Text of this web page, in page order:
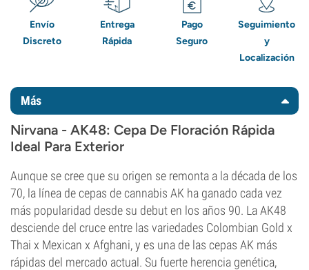
Envío
Discreto
Entrega
Rápida
Pago
Seguro
Seguimiento
y
Localización
Más
Nirvana - AK48: Cepa De Floración Rápida
Ideal Para Exterior
Aunque se cree que su origen se remonta a la década de los
70, la línea de cepas de cannabis AK ha ganado cada vez
más popularidad desde su debut en los años 90. La AK48
desciende del cruce entre las variedades Colombian Gold x
Thai x Mexican x Afghani, y es una de las cepas AK más
rápidas del mercado actual. Su fuerte herencia genética,